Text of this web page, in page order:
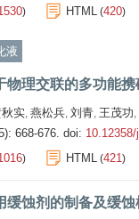
) HTML (420)
液
物理交联的多功能
实, 燕松兵, 刘青, 王茂功,
668-676. doi:
) HTML (421)
缓蚀剂的制备及缓蚀